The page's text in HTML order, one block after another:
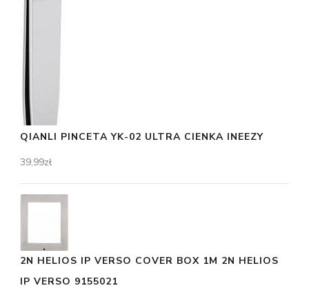
QIANLI PINCETA YK-02 ULTRA CIENKA INEEZY
39,99zł
2N HELIOS IP VERSO COVER BOX 1M 2N HELIOS
IP VERSO 9155021